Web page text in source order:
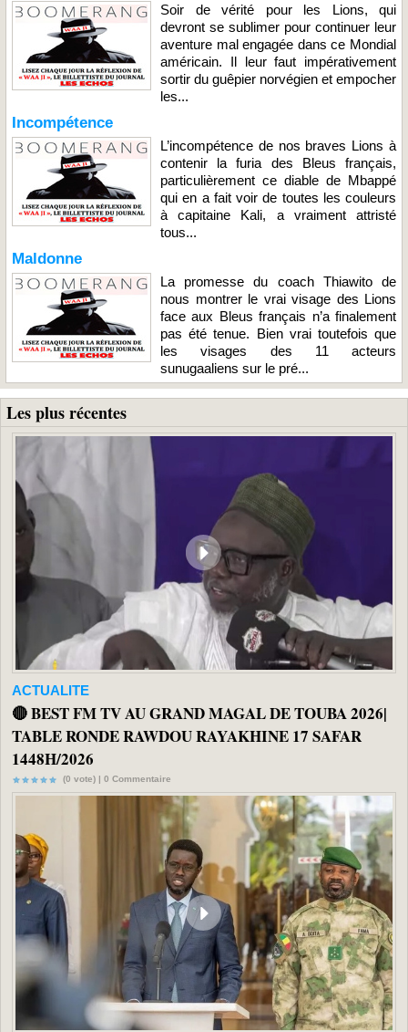
Soir de vérité pour les Lions, qui
devront se sublimer pour continuer leur
aventure mal engagée dans ce Mondial
américain. Il leur faut impérativement
sortir du guêpier norvégien et empocher
les...
Incompétence
L’incompétence de nos braves Lions à
contenir la furia des Bleus français,
particulièrement ce diable de Mbappé
qui en a fait voir de toutes les couleurs
à capitaine Kali, a vraiment attristé
tous...
Maldonne
La promesse du coach Thiawito de
nous montrer le vrai visage des Lions
face aux Bleus français n’a finalement
pas été tenue. Bien vrai toutefois que
les visages des 11 acteurs
sunugaaliens sur le pré...
Les plus récentes
ACTUALITE
🔴 BEST FM TV AU GRAND MAGAL DE TOUBA 2026|
TABLE RONDE RAWDOU RAYAKHINE 17 SAFAR
1448H/2026
(0 vote) | 0 Commentaire